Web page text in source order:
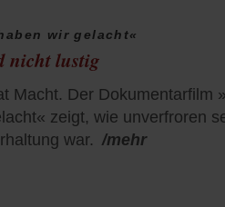
wir gelacht«
nicht lustig
Macht. Der Dokumentarfilm
zeigt, wie unverfroren
war. /mehr